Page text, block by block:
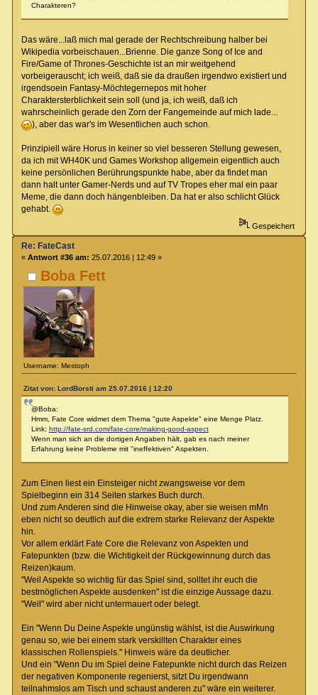
Charakteren?
Das wäre...laß mich mal gerade der Rechtschreibung halber bei
Wikipedia vorbeischauen...Brienne. Die ganze Song of Ice and
Fire/Game of Thrones-Geschichte ist an mir weitgehend
vorbeigerauscht; ich weiß, daß sie da draußen irgendwo existiert und
irgendsoein Fantasy-Möchtegernepos mit hoher
Charaktersterblichkeit sein soll (und ja, ich weiß, daß ich
wahrscheinlich gerade den Zorn der Fangemeinde auf mich lade...
), aber das war's im Wesentlichen auch schon.
Prinzipiell wäre Horus in keiner so viel besseren Stellung gewesen,
da ich mit WH40K und Games Workshop allgemein eigentlich auch
keine persönlichen Berührungspunkte habe, aber da findet man
dann halt unter Gamer-Nerds und auf TV Tropes eher mal ein paar
Meme, die dann doch hängenbleiben. Da hat er also schlicht Glück
gehabt.
Gespeichert
Boba Fett
Username: Mestoph
Re: FateCast
« Antwort #36 am: 25.07.2016 | 12:49 »
Zitat von: LordBorsti am 25.07.2016 | 12:20
@Boba:
Hmm, Fate Core widmet dem Thema "gute Aspekte" eine Menge Platz.
Link: http://fate-srd.com/fate-core/making-good-aspect
Wenn man sich an die dortigen Angaben hält, gab es nach meiner
Erfahrung keine Probleme mit "ineffektiven" Aspekten.
Zum Einen liest ein Einsteiger nicht zwangsweise vor dem
Spielbeginn ein 314 Seiten starkes Buch durch.
Und zum Anderen sind die Hinweise okay, aber sie weisen mMn
eben nicht so deutlich auf die extrem starke Relevanz der Aspekte
hin.
Vor allem erklärt Fate Core die Relevanz von Aspekten und
Fatepunkten (bzw. die Wichtigkeit der Rückgewinnung durch das
Reizen)kaum.
"Weil Aspekte so wichtig für das Spiel sind, solltet ihr euch die
bestmöglichen Aspekte ausdenken" ist die einzige Aussage dazu.
"Weil" wird aber nicht untermauert oder belegt.
Ein "Wenn Du Deine Aspekte ungünstig wählst, ist die Auswirkung
genau so, wie bei einem stark verskillten Charakter eines
klassischen Rollenspiels." Hinweis wäre da deutlicher.
Und ein "Wenn Du im Spiel deine Fatepunkte nicht durch das Reizen
der negativen Komponente regenierst, sitzt Du irgendwann
teilnahmslos am Tisch und schaust anderen zu" wäre ein weiterer.